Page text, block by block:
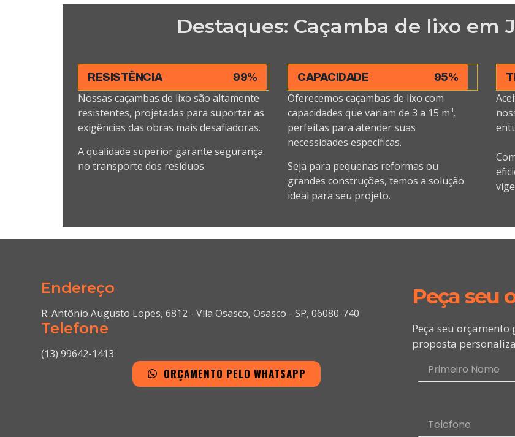
Destaques: Caçamba de lixo em
RESISTÊNCIA 99%
Nossas caçambas de lixo são altamente
resistentes, projetadas para suportar as
exigências das obras mais desafiadoras.
A qualidade superior garante segurança
no transporte dos resíduos.
CAPACIDADE 95%
Oferecemos caçambas de lixo com
capacidades que variam de 3 a 15 m³,
perfeitas para atender suas
necessidades específicas.
Seja para pequenas reformas ou
grandes construções, temos a solução
ideal para seu projeto.
Endereço
R. Antônio Augusto Lopes, 6812 - Vila Osasco, Osasco - SP, 06080-740
Telefone
(13) 99642-1413
ORÇAMENTO PELO WHATSAPP
Peça seu
Peça seu
proposta